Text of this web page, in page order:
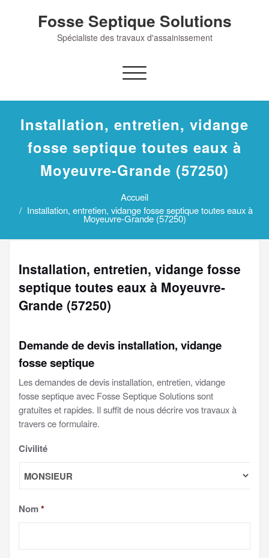
Fosse Septique Solutions
Spécialiste des travaux d'assainissement
Afficher/masquer
navigation
Installation, entretien, vidange
fosse septique toutes eaux à
Moyeuvre-Grande (57250)
Accueil
Installation, entretien, vidange fosse septique toutes eaux à
Moyeuvre-Grande (57250)
Installation, entretien, vidange fosse
septique toutes eaux à Moyeuvre-
Grande (57250)
Demande de devis installation, vidange
fosse septique
Les demandes de devis installation, entretien, vidange
fosse septique avec Fosse Septique Solutions sont
gratuites et rapides. Il suffit de nous décrire vos travaux à
travers ce formulaire.
Civilité
Nom*